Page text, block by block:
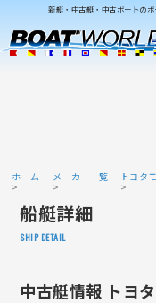
新艇・中古艇・中古ボートの
ホーム メーカー一覧 トヨタ
船艇詳細
SHIP DETAIL
中古艇情報 トヨ